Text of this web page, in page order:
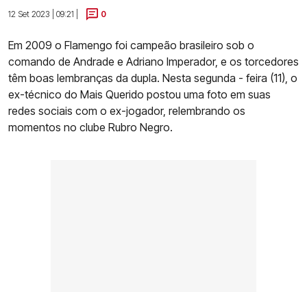
12 Set 2023 | 09:21 |
0
Em 2009 o Flamengo foi campeão brasileiro sob o
comando de Andrade e Adriano Imperador, e os torcedores
têm boas lembranças da dupla. Nesta segunda - feira (11), o
ex-técnico do Mais Querido postou uma foto em suas
redes sociais com o ex-jogador, relembrando os
momentos no clube Rubro Negro.